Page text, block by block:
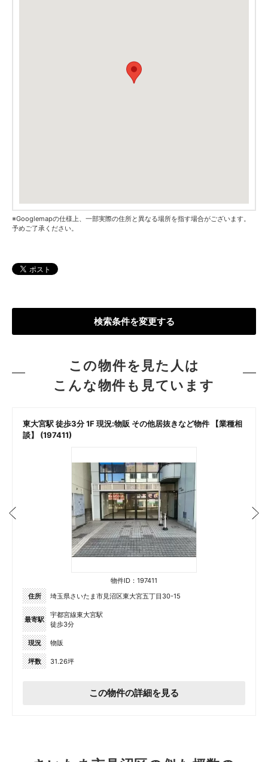
※Googlemapの仕様上、一部実際の住所と異なる場所を指す場合がございます。
予めご了承ください。
検索条件を変更する
この物件を見た人は
こんな物件も見ています
東大宮駅 徒歩3分 1F 現況:物販 その他居抜きなど物件 【業種相
談】 (197411)
物件ID：197411
住所
埼玉県さいたま市見沼区東大宮五丁目30-15
最寄駅
宇都宮線東大宮駅
徒歩3分
現況 物販
坪数 31.26坪
この物件の詳細を見る